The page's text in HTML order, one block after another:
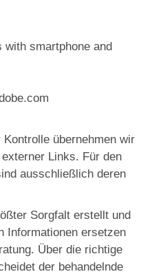
with smartphone and
übernehmen wir
Links. Für den
ausschließlich deren
Sorgfalt erstellt und
Informationen ersetzen
Über die richtige
der behandelnde